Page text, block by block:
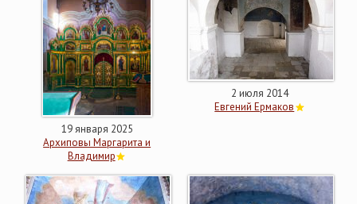
19 января 2025
Архиповы Маргарита и
Владимир
2 июля 2014
Евгений Ермаков